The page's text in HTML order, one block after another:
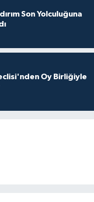
Son Yolculuğuna
Oy Birliğiyle